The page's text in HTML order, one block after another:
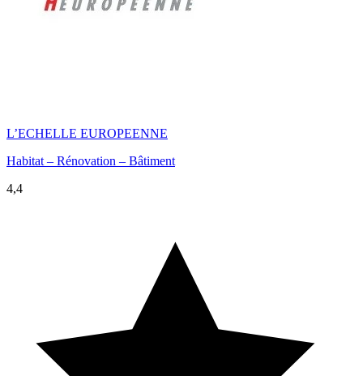
L’ECHELLE EUROPEENNE
Habitat – Rénovation – Bâtiment
4,4